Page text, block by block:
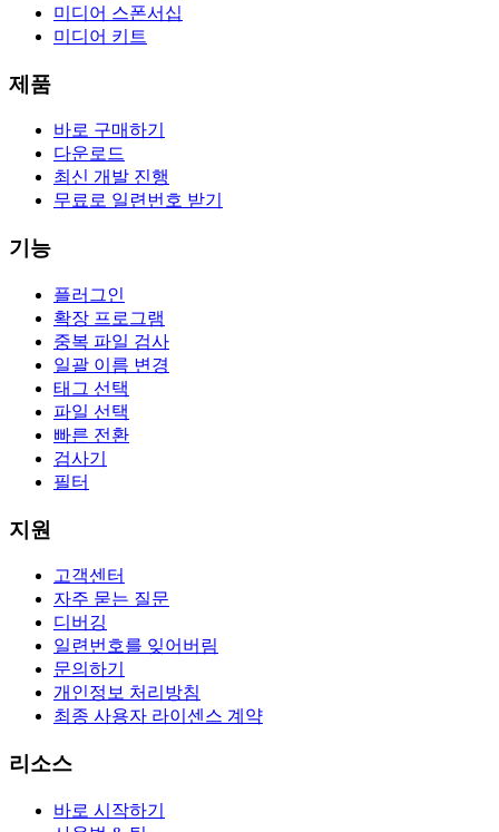
미디어 스폰서십
미디어 키트
제품
바로 구매하기
다운로드
최신 개발 진행
무료로 일련번호 받기
기능
플러그인
확장 프로그램
중복 파일 검사
일괄 이름 변경
태그 선택
파일 선택
빠른 전환
검사기
필터
지원
고객센터
자주 묻는 질문
디버깅
일련번호를 잊어버림
문의하기
개인정보 처리방침
최종 사용자 라이센스 계약
리소스
바로 시작하기